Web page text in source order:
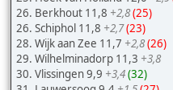
26. Berkhout 11,8 +2,8(25)
26. Schiphol 11,8 +2,7(23)
28. Wijk aan Zee 11,7 +2,8(26)
29. Wilhelminadorp 11,3 +3,8
30. Vlissingen 9,9 +3,4(32)